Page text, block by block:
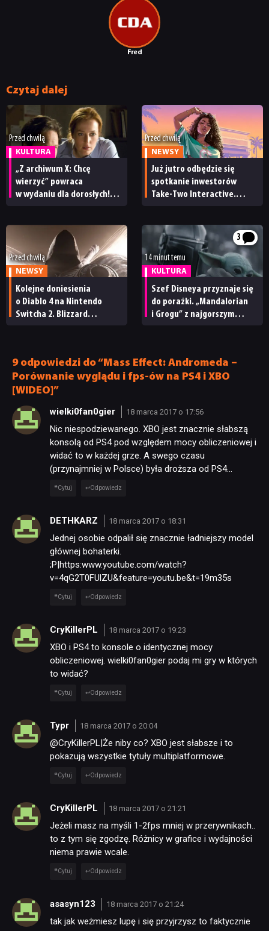
NEWSY
PUBLICYSTYKA
KULTURA
RETRO
TECHNOLOGIE
DYSKUSJE
JUŻ GRALIŚMY
Fred
Czytaj dalej
Przed chwilą
KULTURA
„Z archiwum X: Chcę
wierzyć” powraca
w wydaniu dla dorosłych!
Przed chwilą
NEWSY
Już jutro odbędzie się
spotkanie inwestorów
Take-Two Interactive.
Przed chwilą
NEWSY
Kolejne doniesienia
o Diablo 4 na Nintendo
Switcha 2. Blizzard
3
14 minut temu
KULTURA
Szef Disneya przyznaje się
do porażki. „Mandalorian
i Grogu” z najgorszym
9 odpowiedzi do “Mass Effect: Andromeda –
Porównanie wyglądu i fps-ów na PS4 i XBO
[WIDEO]”
wielki0fan0gier 18 marca 2017 o 17:56
Nic niespodziewanego. XBO jest znacznie słabszą
konsolą od PS4 pod względem mocy obliczeniowej i
widać to w każdej grze. A swego czasu
(przynajmniej w Polsce) była droższa od PS4…
Cytuj Odpowiedz
DETHKARZ 18 marca 2017 o 18:31
Jednej osobie odpalił się znacznie ładniejszy model
głównej bohaterki.
;P|https:www.youtube.com/watch?
v=4qG2T0FUlZU&feature=youtu.be&t=19m35s
Cytuj Odpowiedz
CryKillerPL 18 marca 2017 o 19:23
XBO i PS4 to konsole o identycznej mocy
obliczeniowej. wielki0fan0gier podaj mi gry w których
to widać?
Cytuj Odpowiedz
Typr 18 marca 2017 o 20:04
@CryKillerPL|Że niby co? XBO jest słabsze i to
pokazują wszystkie tytuły multiplatformowe.
Cytuj Odpowiedz
CryKillerPL 18 marca 2017 o 21:21
Jeżeli masz na myśli 1-2fps mniej w przerywnikach..
to z tym się zgodzę. Różnicy w grafice i wydajności
niema prawie wcale.
Cytuj Odpowiedz
asasyn123 18 marca 2017 o 21:24
tak jak weżmiesz lupę i się przyjrzysz to faktycznie